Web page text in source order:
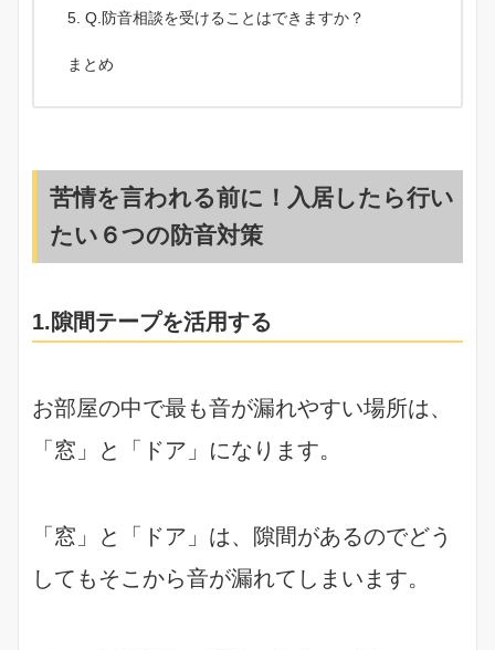
Q.防音相談を受けることはできますか？
まとめ
苦情を言われる前に！入居したら行い
たい６つの防音対策
1.隙間テープを活用する
お部屋の中で最も音が漏れやすい場所は、
「窓」と「ドア」になります。
「窓」と「ドア」は、隙間があるのでどう
してもそこから音が漏れてしまいます。